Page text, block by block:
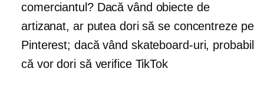
comerciantul? Dacă vând obiecte de
artizanat, ar putea dori să se concentreze pe
Pinterest; dacă vând skateboard-uri, probabil
că vor dori să verifice TikTok